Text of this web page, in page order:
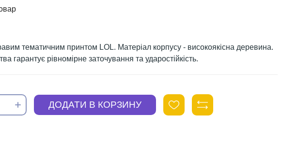
тематичним принтом LOL. Матеріал корпусу - високоякісна деревина.
гарантує рівномірне заточування та ударостійкість.